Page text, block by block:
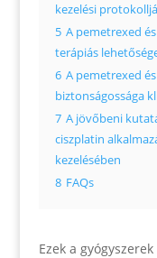
kezelési
5 A pemetrexed
terápiás
6 A pemetrexed
biztonságossága
7 A jövőbeni
ciszplatin
kezelésében
8 FAQs
Ezek a